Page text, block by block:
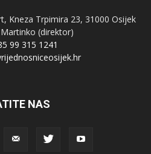
Kneza Trpimira 23, 31000 Osijek
(direktor)
99 315 1241
NAS